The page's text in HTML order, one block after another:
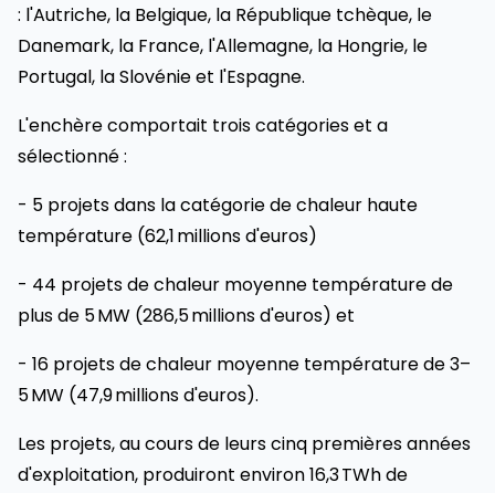
: l'Autriche, la Belgique, la République tchèque, le
Danemark, la France, l'Allemagne, la Hongrie, le
Portugal, la Slovénie et l'Espagne.
L'enchère comportait trois catégories et a
sélectionné :
- 5 projets dans la catégorie de chaleur haute
température (62,1 millions d'euros)
- 44 projets de chaleur moyenne température de
plus de 5 MW (286,5 millions d'euros) et
- 16 projets de chaleur moyenne température de 3–
5 MW (47,9 millions d'euros).
Les projets, au cours de leurs cinq premières années
d'exploitation, produiront environ 16,3 TWh de